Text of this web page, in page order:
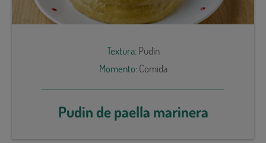
Textura:Pudin
Momento:Comida
Pudin de paella marinera